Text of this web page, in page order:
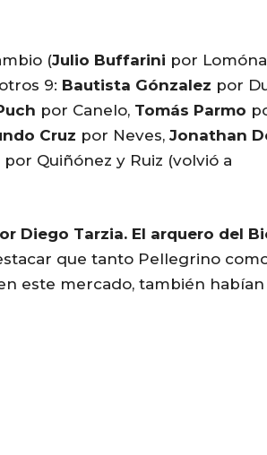
(Julio Buffarini por
9: Bautista Gónzalez por
por Canelo, Tomás Parmo
Cruz por Neves, Jonathan
por Quiñónez y Ruiz (volvió a
Diego Tarzia. El arquero del
que tanto Pellegrino
este mercado, también habían